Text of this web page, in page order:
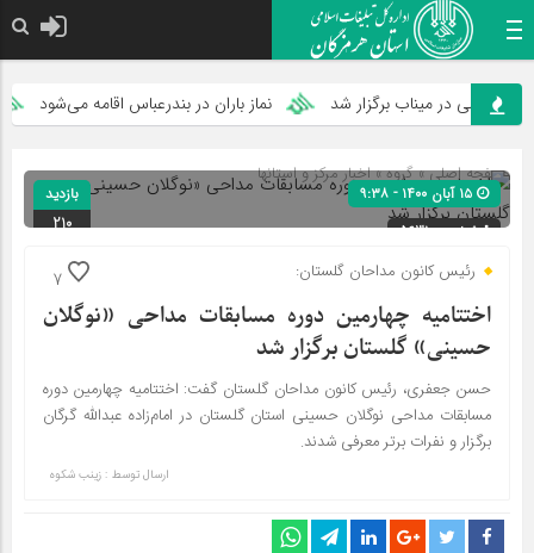
در میناب برگزار شد نماز باران در بندرعباس اقامه می‌شود
صفحه اصلی» گروه »اخبار مرکز و استانها
شناسه : 5631
بازدید
210
7 رئیس کانون مداحان گلستان:
اختتامیه چهارمین دوره مسابقات مداحی «نوگلان
حسینی» گلستان برگزار شد
حسن جعفری، رئیس کانون مداحان گلستان گفت: اختتامیه چهارمین دوره
مسابقات مداحی نوگلان حسینی استان گلستان در امام‌زاده عبدالله گرگان
برگزار و نفرات برتر معرفی شدند.
ارسال توسط : زینب شکوه